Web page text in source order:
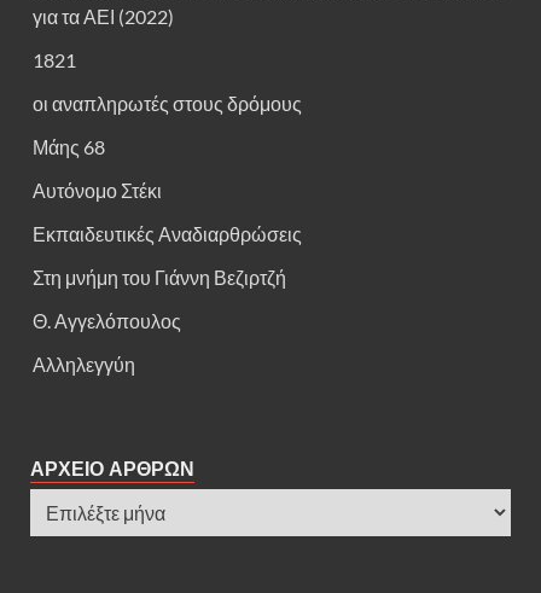
για τα ΑΕΙ (2022)
1821
οι αναπληρωτές στους δρόμους
Μάης 68
Αυτόνομο Στέκι
Εκπαιδευτικές Αναδιαρθρώσεις
Στη μνήμη του Γιάννη Βεζιρτζή
Θ. Αγγελόπουλος
Αλληλεγγύη
ΑΡΧΕΙΟ ΑΡΘΡΩΝ